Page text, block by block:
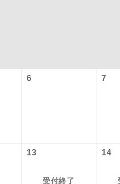
6 7
13
受付終了
14
たツアーです。
ら最終日出発空港（駅）まで添